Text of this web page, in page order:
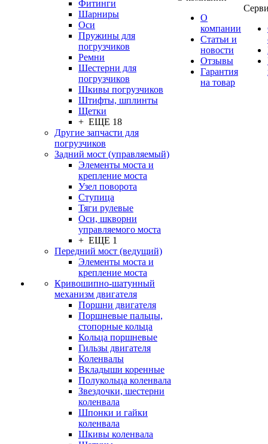
Фитинги
Шарниры
Оси
Пружины для
погрузчиков
Ремни
Шестерни для
погрузчиков
Шкивы погрузчиков
Штифты, шплинты
Щетки
+ ЕЩЕ 18
Другие запчасти для
погрузчиков
Задний мост (управляемый)
Элементы моста и
крепление моста
Узел поворота
Ступица
Тяги рулевые
Оси, шкворни
управляемого моста
+ ЕЩЕ 1
Передний мост (ведущий)
Элементы моста и
крепление моста
Кривошипно-шатунный
механизм двигателя
Поршни двигателя
Поршневые пальцы,
стопорные кольца
Кольца поршневые
Гильзы двигателя
Коленвалы
Вкладыши коренные
Полукольца коленвала
Звездочки, шестерни
коленвала
Шпонки и гайки
коленвала
Шкивы коленвала
О
компании
Статьи и
новости
Отзывы
Гарантия
на товар